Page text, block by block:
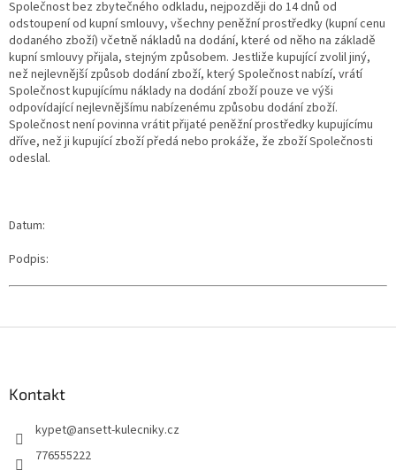
Společnost bez zbytečného odkladu, nejpozději do 14 dnů od
odstoupení od kupní smlouvy, všechny peněžní prostředky (kupní cenu
dodaného zboží) včetně nákladů na dodání, které od něho na základě
kupní smlouvy přijala, stejným způsobem. Jestliže kupující zvolil jiný,
než nejlevnější způsob dodání zboží, který Společnost nabízí, vrátí
Společnost kupujícímu náklady na dodání zboží pouze ve výši
odpovídající nejlevnějšímu nabízenému způsobu dodání zboží.
Společnost není povinna vrátit přijaté peněžní prostředky kupujícímu
dříve, než ji kupující zboží předá nebo prokáže, že zboží Společnosti
odeslal.
Datum:
Podpis:
Kontakt
kypet@ansett-kulecniky.cz
776555222